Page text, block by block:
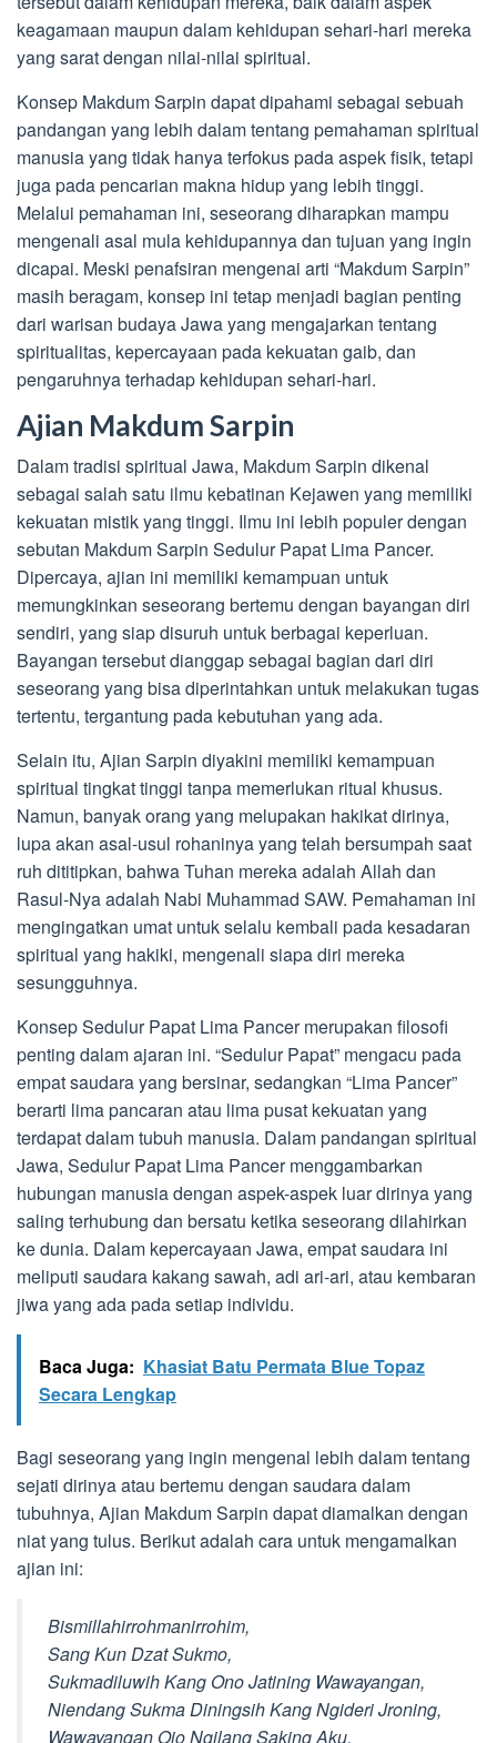
keagamaan maupun dalam kehidupan sehari-hari mereka
yang sarat dengan nilai-nilai spiritual.
Konsep Makdum Sarpin dapat dipahami sebagai sebuah
pandangan yang lebih dalam tentang pemahaman spiritual
manusia yang tidak hanya terfokus pada aspek fisik, tetapi
juga pada pencarian makna hidup yang lebih tinggi.
Melalui pemahaman ini, seseorang diharapkan mampu
mengenali asal mula kehidupannya dan tujuan yang ingin
dicapai. Meski penafsiran mengenai arti “Makdum Sarpin”
masih beragam, konsep ini tetap menjadi bagian penting
dari warisan budaya Jawa yang mengajarkan tentang
spiritualitas, kepercayaan pada kekuatan gaib, dan
pengaruhnya terhadap kehidupan sehari-hari.
Ajian Makdum Sarpin
Dalam tradisi spiritual Jawa, Makdum Sarpin dikenal
sebagai salah satu ilmu kebatinan Kejawen yang memiliki
kekuatan mistik yang tinggi. Ilmu ini lebih populer dengan
sebutan Makdum Sarpin Sedulur Papat Lima Pancer.
Dipercaya, ajian ini memiliki kemampuan untuk
memungkinkan seseorang bertemu dengan bayangan diri
sendiri, yang siap disuruh untuk berbagai keperluan.
Bayangan tersebut dianggap sebagai bagian dari diri
seseorang yang bisa diperintahkan untuk melakukan tugas
tertentu, tergantung pada kebutuhan yang ada.
Selain itu, Ajian Sarpin diyakini memiliki kemampuan
spiritual tingkat tinggi tanpa memerlukan ritual khusus.
Namun, banyak orang yang melupakan hakikat dirinya,
lupa akan asal-usul rohaninya yang telah bersumpah saat
ruh dititipkan, bahwa Tuhan mereka adalah Allah dan
Rasul-Nya adalah Nabi Muhammad SAW. Pemahaman ini
mengingatkan umat untuk selalu kembali pada kesadaran
spiritual yang hakiki, mengenali siapa diri mereka
sesungguhnya.
Konsep Sedulur Papat Lima Pancer merupakan filosofi
penting dalam ajaran ini. “Sedulur Papat” mengacu pada
empat saudara yang bersinar, sedangkan “Lima Pancer”
berarti lima pancaran atau lima pusat kekuatan yang
terdapat dalam tubuh manusia. Dalam pandangan spiritual
Jawa, Sedulur Papat Lima Pancer menggambarkan
hubungan manusia dengan aspek-aspek luar dirinya yang
saling terhubung dan bersatu ketika seseorang dilahirkan
ke dunia. Dalam kepercayaan Jawa, empat saudara ini
meliputi saudara kakang sawah, adi ari-ari, atau kembaran
jiwa yang ada pada setiap individu.
Baca Juga: Khasiat Batu Permata Blue Topaz
Secara Lengkap
Bagi seseorang yang ingin mengenal lebih dalam tentang
sejati dirinya atau bertemu dengan saudara dalam
tubuhnya, Ajian Makdum Sarpin dapat diamalkan dengan
niat yang tulus. Berikut adalah cara untuk mengamalkan
ajian ini:
Bismillahirrohmanirrohim,
Sang Kun Dzat Sukmo,
Sukmadiluwih Kang Ono Jatining Wawayangan,
Niendang Sukma Diningsih Kang Ngideri Jroning,
Wawayangan Ojo Ngilang Saking Aku,